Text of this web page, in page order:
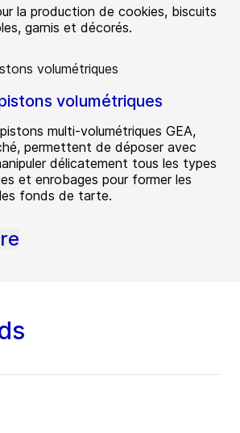
la production de cookies, biscuits
garnis et décorés.
volumétriques
multi-volumétriques GEA,
permettent de déposer avec
délicatement tous les types
et enrobages pour former les
fonds de tarte.